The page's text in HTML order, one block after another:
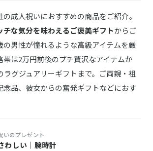
成人祝いにおすすめの商品をご紹介。
チな気分を味わえるご褒美ギフトからご
の男性が憧れるような高級アイテムを厳
帯は2万円前後のプチ贅沢なアイテムか
ラグジュアリーギフトまで。ご両親・祖
念品、彼女からの奮発ギフトなどにおす
いのプレゼント
わしい｜腕時計